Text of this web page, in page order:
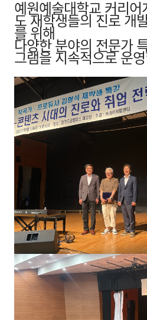
예원예술대학교 커리
도 재학생들의 진로 개
를 위해
다양한 분야의 전문가
그램을 지속적으로 운